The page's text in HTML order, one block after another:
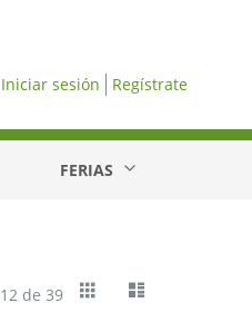
Iniciar sesión Regístrate
FERIAS
Ver
como
Cuadrícula
12 de 39